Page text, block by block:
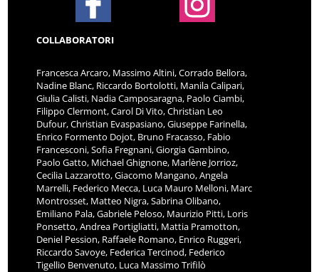
COLLABORATORI
Francesca Arcaro, Massimo Altini, Corrado Bellora,
Nadine Blanc, Riccardo Bortolotti, Manila Calipari,
Giulia Calisti, Nadia Camposaragna, Paolo Ciambi,
Filippo Clermont, Carol Di Vito, Christian Leo
Dufour, Christian Evaspasiano, Giuseppe Farinella,
Enrico Formento Dojot, Bruno Fracasso, Fabio
Francesconi, Sofia Fregnani, Giorgia Gambino,
Paolo Gatto, Michael Ghignone, Marlène Jorrioz,
Cecilia Lazzarotto, Giacomo Mangano, Angela
Marrelli, Federico Mecca, Luca Mauro Melloni, Marc
Montrosset, Matteo Nigra, Sabrina Olibano,
Emiliano Pala, Gabriele Peloso, Maurizio Pitti, Loris
Ponsetto, Andrea Portigliatti, Mattia Pramotton,
Deniel Pession, Raffaele Romano, Enrico Ruggeri,
Riccardo Savoye, Federica Tercinod, Federico
Tigellio Benvenuto, Luca Massimo Trifilò